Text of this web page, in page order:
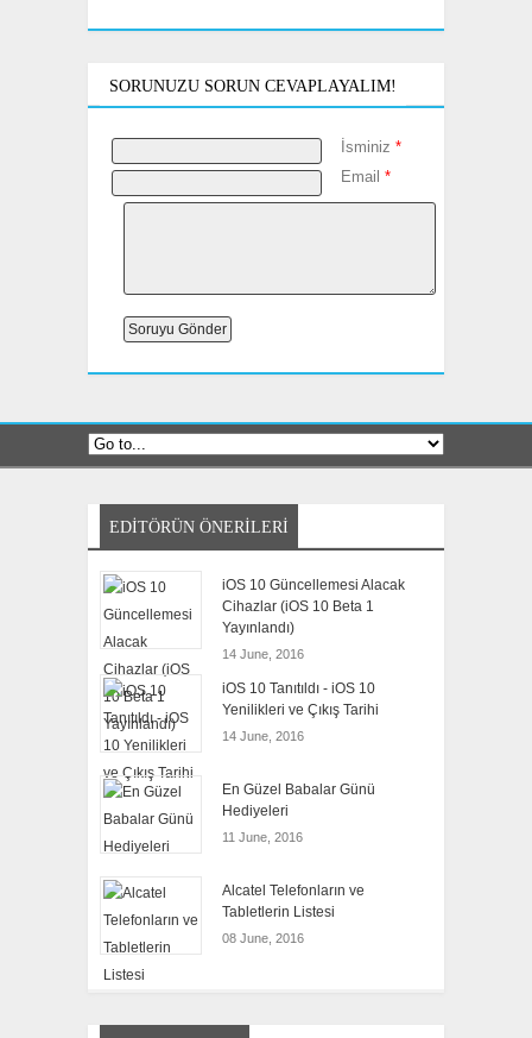
SORUNUZU SORUN CEVAPLAYALIM!
İsminiz *
Email *
EDITÖRÜN ÖNERILERI
iOS 10 Güncellemesi Alacak
Cihazlar (iOS 10 Beta 1
Yayınlandı)
14 June, 2016
iOS 10 Tanıtıldı - iOS 10
Yenilikleri ve Çıkış Tarihi
14 June, 2016
En Güzel Babalar Günü
Hediyeleri
11 June, 2016
Alcatel Telefonların ve
Tabletlerin Listesi
08 June, 2016